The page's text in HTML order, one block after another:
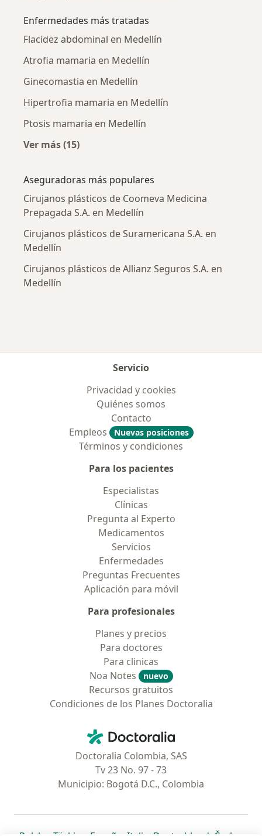
Enfermedades más tratadas
Flacidez abdominal en Medellín
Atrofia mamaria en Medellín
Ginecomastia en Medellín
Hipertrofia mamaria en Medellín
Ptosis mamaria en Medellín
Ver más (15)
Aseguradoras más populares
Cirujanos plásticos de Coomeva Medicina
Prepagada S.A. en Medellín
Cirujanos plásticos de Suramericana S.A. en
Medellín
Cirujanos plásticos de Allianz Seguros S.A. en
Medellín
Servicio
Privacidad y cookies
Quiénes somos
Contacto
Empleos
Nuevas posiciones
Términos y condiciones
Para los pacientes
Especialistas
Clínicas
Pregunta al Experto
Medicamentos
Servicios
Enfermedades
Preguntas Frecuentes
Aplicación para móvil
Para profesionales
Planes y precios
Para doctores
Para clinicas
Noa Notes
nuevo
Recursos gratuitos
Condiciones de los Planes Doctoralia
Doctoralia - Página de inicio
Doctoralia Colombia, SAS
Tv 23 No. 97 - 73
Municipio: Bogotá D.C., Colombia